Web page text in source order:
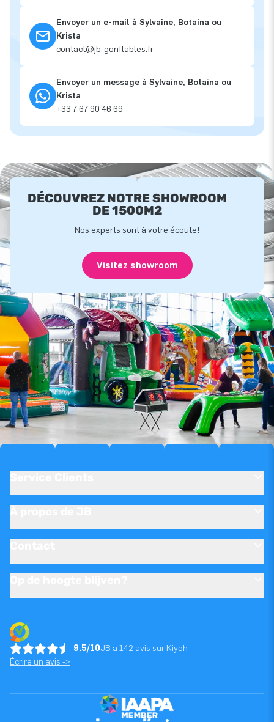
Envoyer un e-mail à Sylvaine, Botaina ou
Krista
contact@jb-gonflables.fr
Envoyer un message à Sylvaine, Botaina ou
Krista
+33 7 67 90 46 69
DÉCOUVREZ NOTRE SHOWROOM
DE 1500M2
Nos experts sont à votre écoute!
Visitez showroom
9.5/10JB a 142 avis sur Kiyoh
Écrire un avis ->